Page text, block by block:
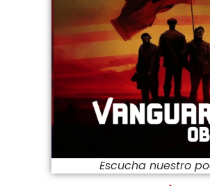
Escucha nuestro